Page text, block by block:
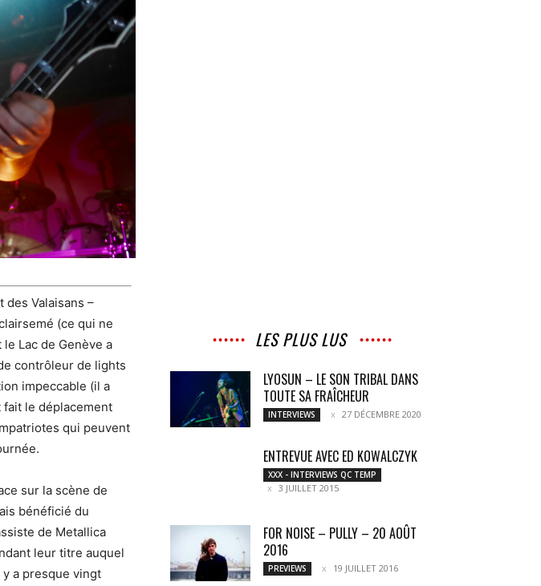
Valaisans –
(ce qui ne
Lac de Genève a
contrôleur de lights
impeccable (il a
fait le déplacement
qui peuvent
sur la scène de
bénéficié du
de Metallica
leur titre auquel
y a presque vingt
LES PLUS LUS
LYOSUN – LE SON TRIBAL DANS
TOUTE SA FRAÎCHEUR
INTERVIEWS 27 DÉCEMBRE 2020
ENTREVUE AVEC ED KOWALCZYK
XXX - INTERVIEWS QC TEMP
3 JUILLET 2015
FOR NOISE – PULLY – 20 AOÛT
2016
PREVIEWS 19 JUILLET 2016